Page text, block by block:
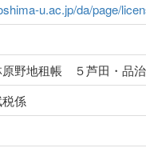
u.ac.jp/da/page/
原野地租帳 ５芦田・品
係